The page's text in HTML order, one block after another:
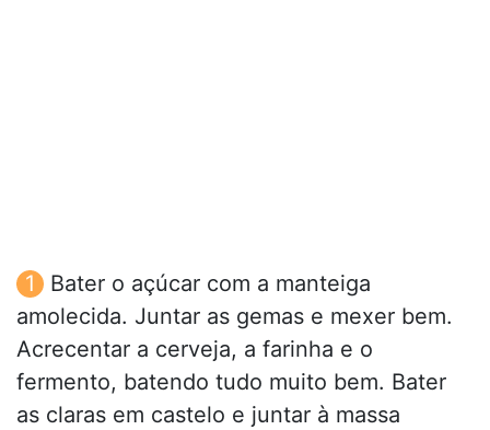
Bater o açúcar com a manteiga
amolecida. Juntar as gemas e mexer bem.
Acrecentar a cerveja, a farinha e o
fermento, batendo tudo muito bem. Bater
as claras em castelo e juntar à massa